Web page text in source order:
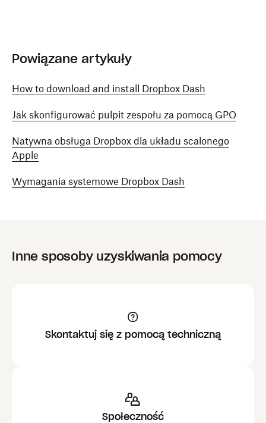
Powiązane artykuły
How to download and install Dropbox Dash
Jak skonfigurować pulpit zespołu za pomocą GPO
Natywna obsługa Dropbox dla układu scalonego
Apple
Wymagania systemowe Dropbox Dash
Inne sposoby uzyskiwania pomocy
Skontaktuj się z pomocą techniczną
Społeczność